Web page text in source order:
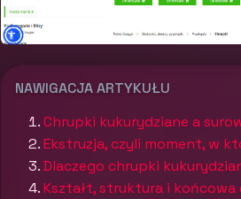
NAWIGACJA ARTYKUŁU
Chrupki kukurydziane a
Ekstruzja, czyli moment, w
Dlaczego chrupki
Kształt, struktura i